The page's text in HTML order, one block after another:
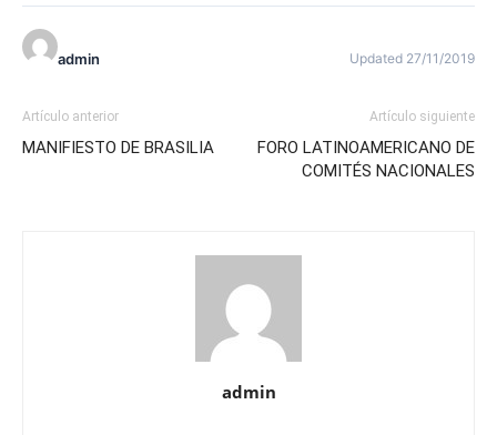
admin Updated 27/11/2019
Artículo anterior
MANIFIESTO DE BRASILIA
Artículo siguiente
FORO LATINOAMERICANO DE
COMITÉS NACIONALES
admin